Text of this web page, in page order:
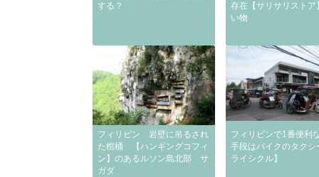
する？
存在【サリサリストア
い物
フィリピン 岩壁に吊るされ
た棺桶 【ハンギングコフィ
ン】のあるルソン島北部 サ
ガダ
フィリピンで1番便利
手段はバイクのタクシ
ライシクル】